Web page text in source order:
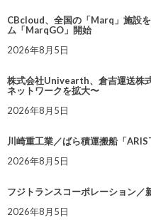
CBcloud、全国の「Marq」施設
ム「MarqGO」開始
2026年8月5日
株式会社Univearth、倉吉運送株
ネットワークを拡大〜
2026年8月5日
川崎重工業／ばら積運搬船「
2026年8月5日
フジトランスコーポレーション／
2026年8月5日